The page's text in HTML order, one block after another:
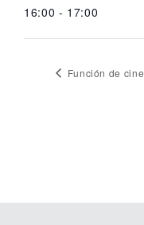
16:00 - 17:00
Función de cine